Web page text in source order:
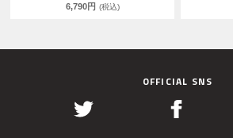
6,790円 (税込)
OFFICIAL SNS